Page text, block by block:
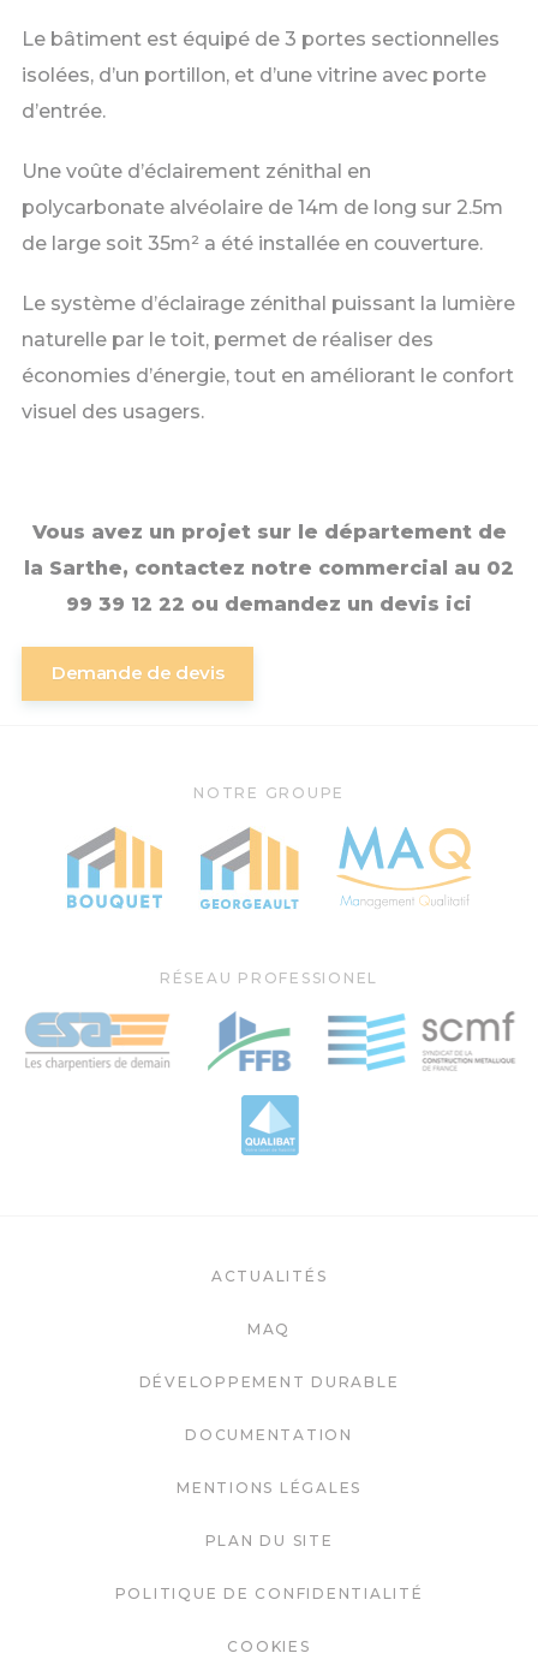
Le bâtiment est équipé de 3 portes sectionnelles
isolées, d’un portillon, et d’une vitrine avec porte
d’entrée.
Une voûte d’éclairement zénithal en
polycarbonate alvéolaire de 14m de long sur 2.5m
de large soit 35m² a été installée en couverture.
Le système d’éclairage zénithal puissant la lumière
naturelle par le toit, permet de réaliser des
économies d’énergie, tout en améliorant le confort
visuel des usagers.
Vous avez un projet sur le département de
la Sarthe, contactez notre commercial au 02
99 39 12 22 ou demandez un devis ici
Demande de devis
NOTRE GROUPE
RÉSEAU PROFESSIONEL
ACTUALITÉS
MAQ
DÉVELOPPEMENT DURABLE
DOCUMENTATION
MENTIONS LÉGALES
PLAN DU SITE
POLITIQUE DE CONFIDENTIALITÉ
COOKIES